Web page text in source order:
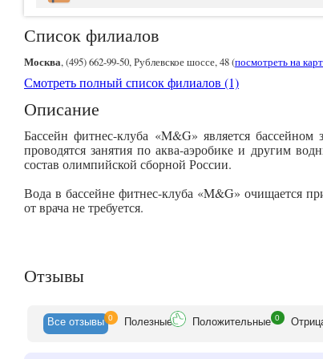
Список филиалов
Москва, (495) 662-99-50, Рублевское шоссе, 48 (посмотреть на
Смотреть полный список филиалов (1)
Описание
Бассейн фитнес-клуба «M&G» является
проводятся занятия по аква-аэробике и другим
состав олимпийской сборной России.
Вода в бассейне фитнес-клуба «M&G» очищается
от врача не требуется.
Отзывы
Все отзывы 0 Полезные Положительные 0